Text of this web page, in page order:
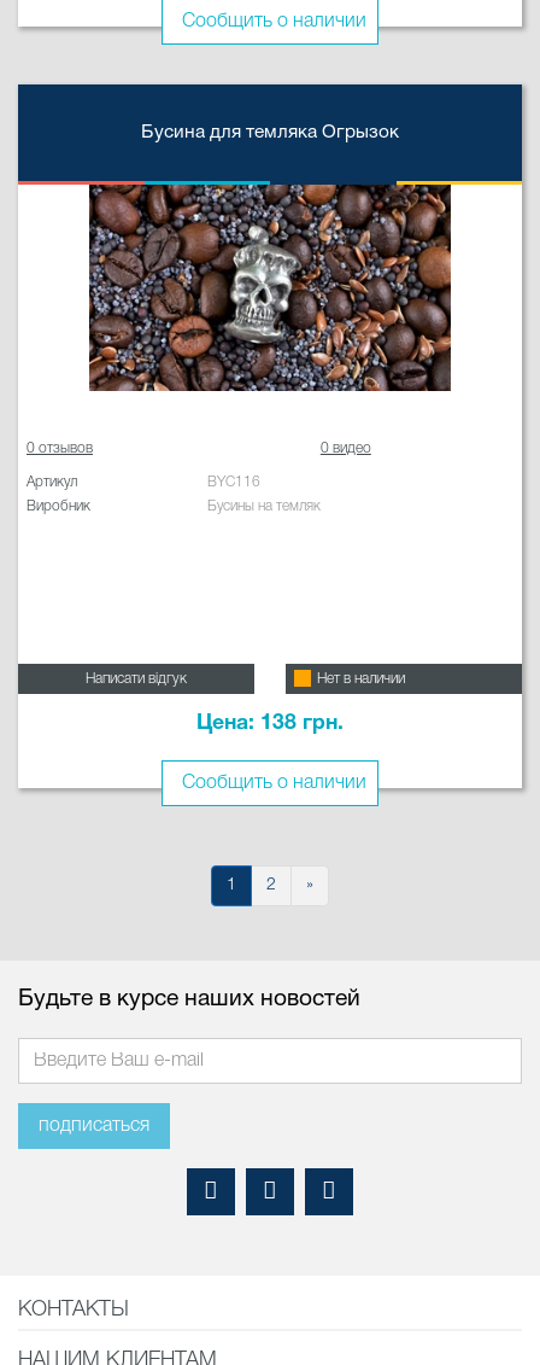
Сообщить о наличии
Бусина для темляка Огрызок
0 отзывов 0 видео
Артикул
BYC116
Виробник
Бусины на темляк
Написати відгук Нет в наличии
Цена: 138 грн.
Сообщить о наличии
1 2 »
Будьте в курсе наших новостей
подписаться
КОНТАКТЫ
НАШИМ КЛИЕНТАМ